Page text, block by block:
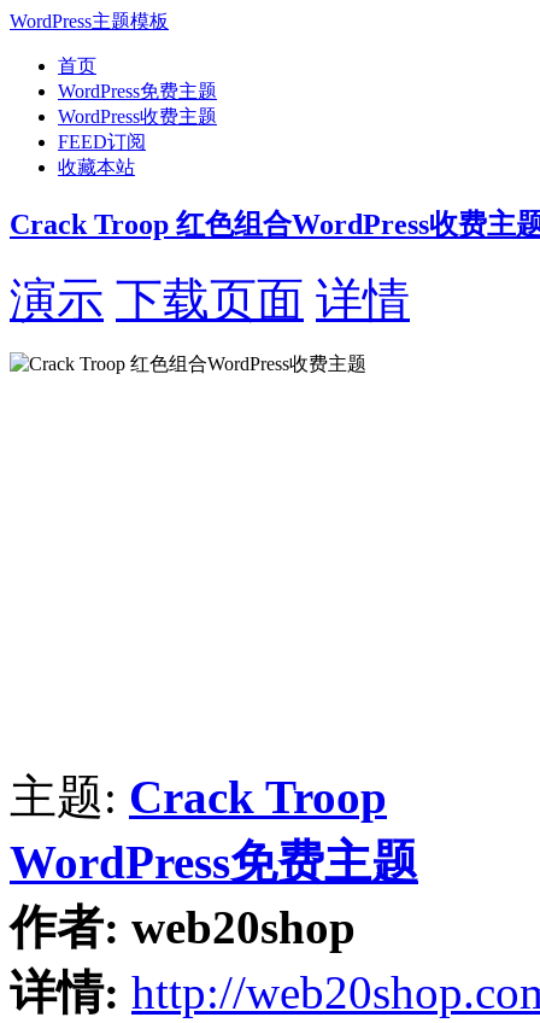
WordPress主题模板
首页
WordPress免费主题
WordPress收费主题
FEED订阅
收藏本站
Crack Troop 红色组合WordPress收费主
演示 下载页面 详情
主题: Crack Troop
WordPress免费主题
作者: web20shop
详情: http://